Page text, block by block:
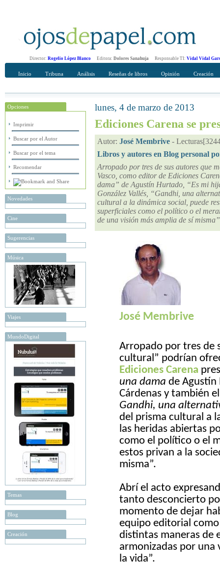
Director: Rogelio López Blanco Editora: Dolores Sanahuja Responsable TI: Vidal Vidal
Inicio Tribuna Análisis Reseñas de libros Opinión Creación
Opciones
Imprimir
Buscar por el Autor
Buscar por el tema
Recomendar
Novedades
Cine
Sugerencias
Música
Viajes
MundoDigital
Temas
Blog
Creación
Recomendar
lunes, 4 de marzo de 2013
Ediciones Carena se
Autor: José Membrive -
Libros y autores en Blog personal
Arropado por tres de sus autores que
Vasco, como editor de Ediciones
dama” de Agustín Hurtado, “Es mi
González Vallés, “Gandhi, una
cultural a la dinámica social, puede
superficiales como el político o el
de una visión más amplia de sí
José Membrive
Arropado por tres de
cultural” podrían
Ediciones Carena
una dama de
Cárdenas y también
Gandhi, una
del prisma cultural a
las heridas abiertas
como el político o el
estos privan a la
misma”.
Abrí el acto
tanto desconcierto
momento de dejar
equipo editorial
distintas maneras de
armonizadas por una
la vida”.